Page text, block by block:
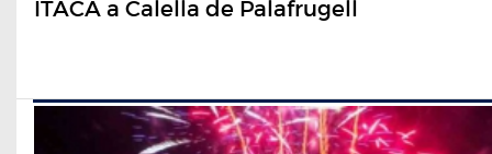
ÍTACA a Calella de Palafrugell